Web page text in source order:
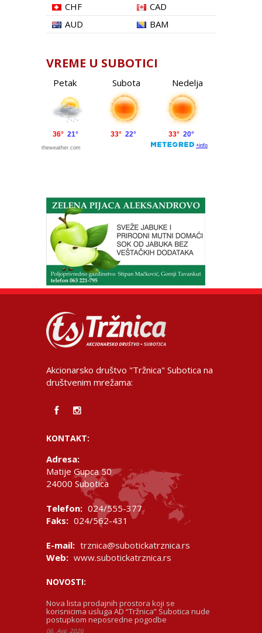
CHF
CAD
AUD
BAM
VREME U SUBOTICI
Petak Subota Nedelja
Akcionarsko društvo "Tržnica" Subotica na
društvenim mrežama:
KONTAKT:
Adresa:
Matije Gupca 50
24000 Subotica
Telefon: 024/555-377
Faks: 024/562-431
E-mail: trznica@subotickatrznica.rs
Web: www.subotickatrznica.rs
NOVOSTI:
Nova lista prodajnih prostora koji se
korisnicima usluga AD “Tržnica” Subotica nude
postupkom neposredne pogodbe
06. Avg, 2026